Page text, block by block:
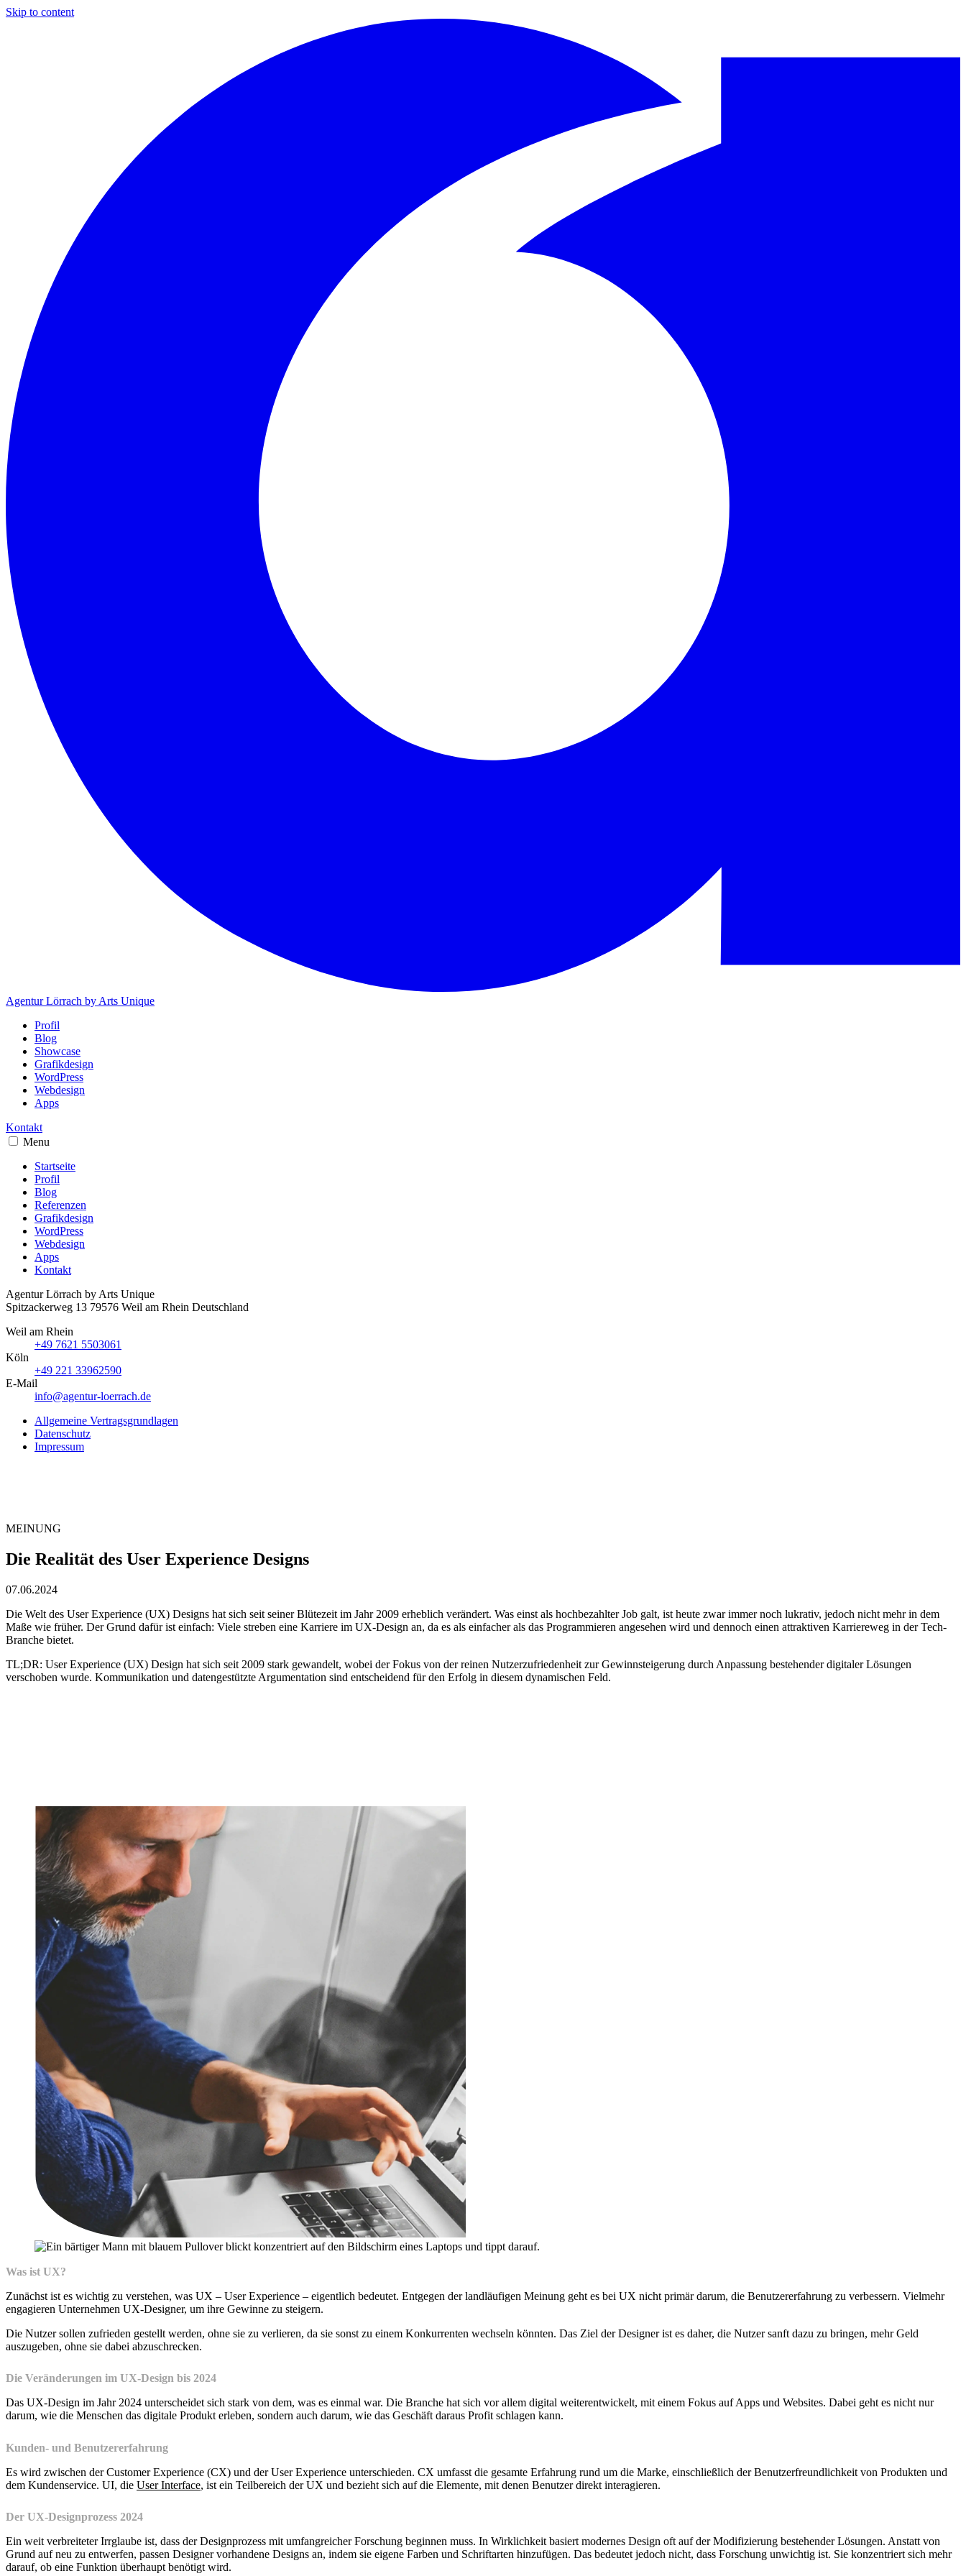
Skip to content
Agentur Lörrach by Arts Unique
Profil
Blog
Showcase
Grafikdesign
WordPress
Webdesign
Apps
Kontakt
Menu
Startseite
Profil
Blog
Referenzen
Grafikdesign
WordPress
Webdesign
Apps
Kontakt
Agentur Lörrach by Arts Unique
Spitzackerweg 13 79576 Weil am Rhein Deutschland
Weil am Rhein
+49 7621 5503061
Köln
+49 221 33962590
E-Mail
info@agentur-loerrach.de
Allgemeine Vertragsgrundlagen
Datenschutz
Impressum
MEINUNG
Die Realität des User Experience Designs
07.06.2024
Die Welt des User Experience (UX) Designs hat sich seit seiner Blütezeit im Jahr 2009 erheblich verändert. Was einst als hochbezahlter Job galt, ist heute zwar immer noch lukrativ, jedoch nicht mehr in dem
Maße wie früher. Der Grund dafür ist einfach: Viele streben eine Karriere im UX-Design an, da es als einfacher als das Programmieren angesehen wird und dennoch einen attraktiven Karriereweg in der Tech-
Branche bietet.
TL;DR: User Experience (UX) Design hat sich seit 2009 stark gewandelt, wobei der Fokus von der reinen Nutzerzufriedenheit zur Gewinnsteigerung durch Anpassung bestehender digitaler Lösungen
verschoben wurde. Kommunikation und datengestützte Argumentation sind entscheidend für den Erfolg in diesem dynamischen Feld.
Was ist UX?
Zunächst ist es wichtig zu verstehen, was UX – User Experience – eigentlich bedeutet. Entgegen der landläufigen Meinung geht es bei UX nicht primär darum, die Benutzererfahrung zu verbessern. Vielmehr
engagieren Unternehmen UX-Designer, um ihre Gewinne zu steigern.
Die Nutzer sollen zufrieden gestellt werden, ohne sie zu verlieren, da sie sonst zu einem Konkurrenten wechseln könnten. Das Ziel der Designer ist es daher, die Nutzer sanft dazu zu bringen, mehr Geld
auszugeben, ohne sie dabei abzuschrecken.
Die Veränderungen im UX-Design bis 2024
Das UX-Design im Jahr 2024 unterscheidet sich stark von dem, was es einmal war. Die Branche hat sich vor allem digital weiterentwickelt, mit einem Fokus auf Apps und Websites. Dabei geht es nicht nur
darum, wie die Menschen das digitale Produkt erleben, sondern auch darum, wie das Geschäft daraus Profit schlagen kann.
Kunden- und Benutzererfahrung
Es wird zwischen der Customer Experience (CX) und der User Experience unterschieden. CX umfasst die gesamte Erfahrung rund um die Marke, einschließlich der Benutzerfreundlichkeit von Produkten und
dem Kundenservice. UI, die User Interface, ist ein Teilbereich der UX und bezieht sich auf die Elemente, mit denen Benutzer direkt interagieren.
Der UX-Designprozess 2024
Ein weit verbreiteter Irrglaube ist, dass der Designprozess mit umfangreicher Forschung beginnen muss. In Wirklichkeit basiert modernes Design oft auf der Modifizierung bestehender Lösungen. Anstatt von
Grund auf neu zu entwerfen, passen Designer vorhandene Designs an, indem sie eigene Farben und Schriftarten hinzufügen. Das bedeutet jedoch nicht, dass Forschung unwichtig ist. Sie konzentriert sich mehr
darauf, ob eine Funktion überhaupt benötigt wird.